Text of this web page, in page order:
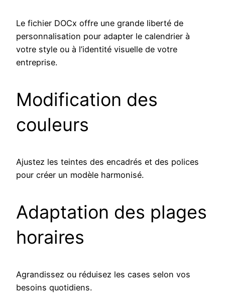
Le fichier DOCx offre une grande liberté de
personnalisation pour adapter le calendrier à
votre style ou à l’identité visuelle de votre
entreprise.
Modification des
couleurs
Ajustez les teintes des encadrés et des polices
pour créer un modèle harmonisé.
Adaptation des plages
horaires
Agrandissez ou réduisez les cases selon vos
besoins quotidiens.